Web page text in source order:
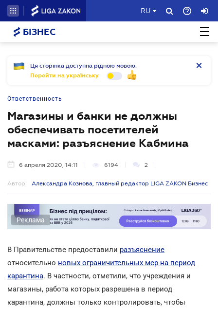
RU
БІЗНЕС
Ця сторінка доступна рідною мовою.
Перейти на українську
Ответственность
Магазины и банки не должны
обеспечивать посетителей
масками: разъяснение Кабмина
6 апреля 2020, 14:11 6194 2
Автор: Александра Кознова, главный редактор LIGA ZAKON Бизнес
Реклама
В Правительстве предоставили разъяснение
относительно новых ограничительных мер на период
карантина. В частности, отметили, что учреждения и
магазины, работа которых разрешена в период
карантина, должны только контролировать, чтобы